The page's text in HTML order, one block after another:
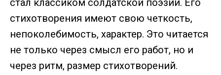
стал классиком солдатской поэзии. Его
стихотворения имеют свою четкость,
непоколебимость, характер. Это читается
не только через смысл его работ, но и
через ритм, размер стихотворений.